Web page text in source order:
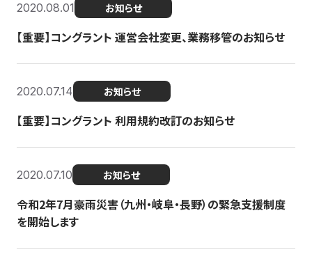
2020.08.01 お知らせ
【重要】コングラント 運営会社変更、業務移管のお知らせ
2020.07.14 お知らせ
【重要】コングラント 利用規約改訂のお知らせ
2020.07.10 お知らせ
令和2年7月豪雨災害（九州・岐阜・長野）の緊急支援制度
を開始します